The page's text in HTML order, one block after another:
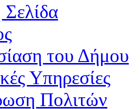
του Δήμου
Υπηρεσίες
Πολιτών